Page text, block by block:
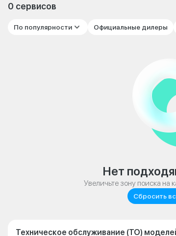
0 сервисов
По популярности Официальные дилеры
Нет
Увеличьте зону поиска на
Сбросить
Техническое обслуживание (ТО)